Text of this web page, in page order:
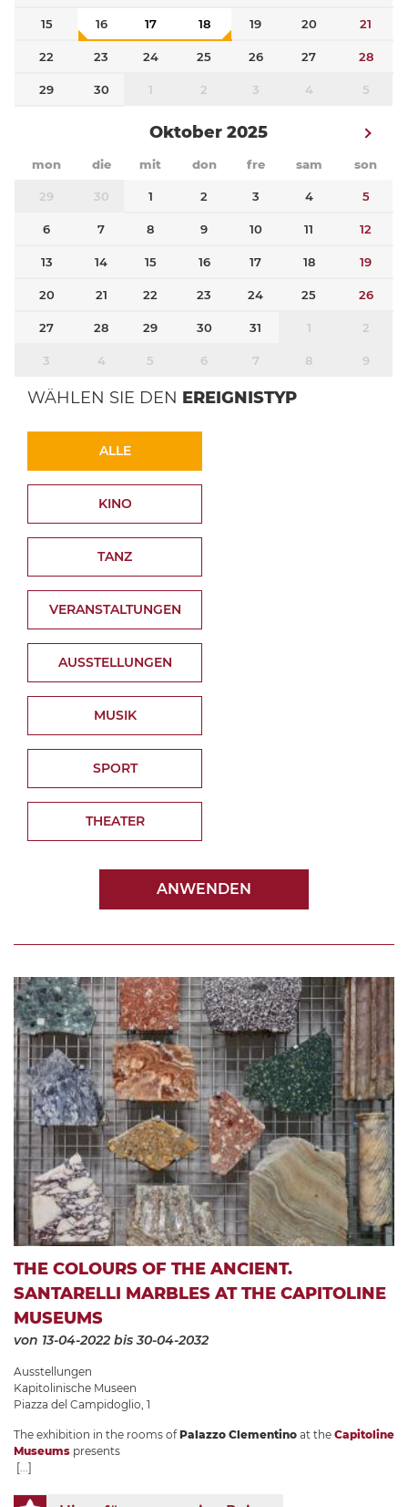
15 16 17 18 19 20 21
22 23 24 25 26 27 28
29 30 1 2 3 4 5
Oktober 2025
mon die mit don fre sam son
29 30 1 2 3 4 5
6 7 8 9 10 11 12
13 14 15 16 17 18 19
20 21 22 23 24 25 26
27 28 29 30 31 1 2
3 4 5 6 7 8 9
WÄHLEN SIE DEN EREIGNISTYP
ALLE
KINO
TANZ
VERANSTALTUNGEN
AUSSTELLUNGEN
MUSIK
SPORT
THEATER
ANWENDEN
THE COLOURS OF THE ANCIENT.
SANTARELLI MARBLES AT THE CAPITOLINE
MUSEUMS
von 13-04-2022 bis 30-04-2032
Ausstellungen
Kapitolinische Museen
Piazza del Campidoglio, 1
The exhibition in the rooms ofPalazzo Clementino at the Capitoline
Museums presents
[...]